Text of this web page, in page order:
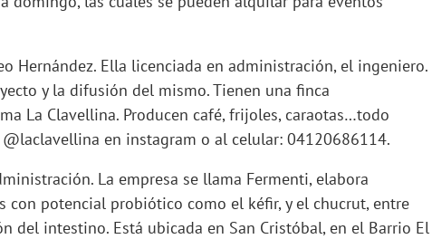
Hernández. Ella licenciada en administración, el ingeniero.
y la difusión del mismo. Tienen una finca
La Clavellina. Producen café, frijoles, caraotas…todo
en instagram o al celular: 04120686114.
La empresa se llama Fermenti, elabora
con potencial probiótico como el kéfir, y el chucrut, entre
del intestino. Está ubicada en San Cristóbal, en el Barrio El